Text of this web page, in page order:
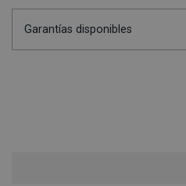
Garantías disponibles